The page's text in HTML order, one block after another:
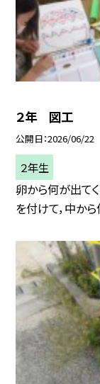
２年 図工
公開日 2026/06/22
２年生
卵から何が出てく
を付けて，中か